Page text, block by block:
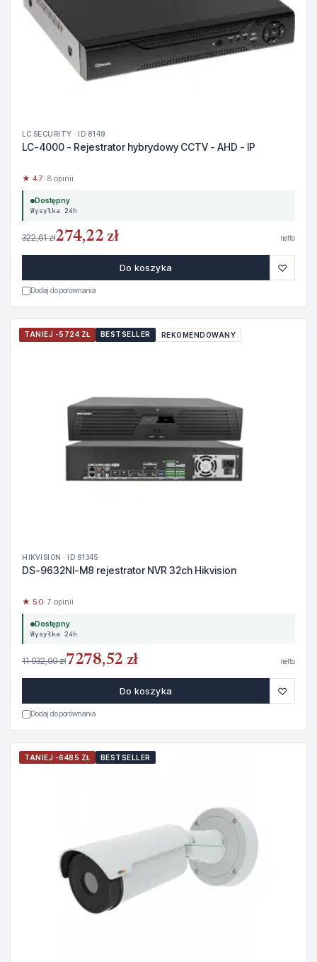
LC SECURITY · ID 8149
LC-4000 - Rejestrator hybrydowy CCTV - AHD - IP
★ 4.7· 8 opinii
Dostępny
Wysyłka 24h
322,61 zł274,22 zł netto
Do koszyka ♡
Dodaj do porównania
TANIEJ -5724 ZŁ BESTSELLER REKOMENDOWANY
HIKVISION · ID 61345
DS-9632NI-M8 rejestrator NVR 32ch Hikvision
★ 5.0· 7 opinii
Dostępny
Wysyłka 24h
11 932,00 zł7278,52 zł netto
Do koszyka ♡
Dodaj do porównania
TANIEJ -6485 ZŁ BESTSELLER